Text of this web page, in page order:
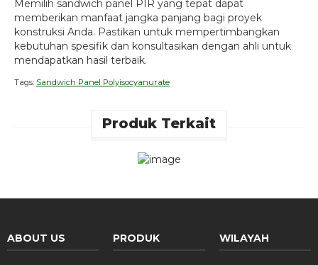
Memilih sandwich panel PIR yang tepat dapat
memberikan manfaat jangka panjang bagi proyek
konstruksi Anda. Pastikan untuk mempertimbangkan
kebutuhan spesifik dan konsultasikan dengan ahli untuk
mendapatkan hasil terbaik.
Tags: Sandwich Panel Polyisocyanurate
Produk Terkait
ABOUT US PRODUK WILAYAH